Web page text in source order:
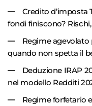
Credito d’imposta
fondi finiscono?
Regime agevolato
quando non spetta il
Deduzione IRAP
nel modello Redditi
Regime forfetario